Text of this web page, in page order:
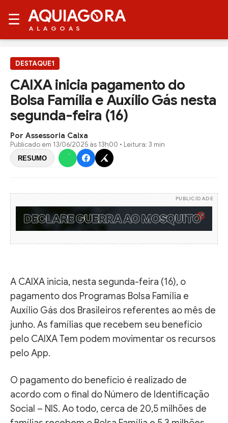
☰ AQUIAG RA
ALAGOAS
DESTAQUE1
CAIXA inicia pagamento do
Bolsa Família e Auxílio Gás nesta
segunda-feira (16)
Por Assessoria Caixa
Publicado em 13/06/2025 às 13h00 • Leitura: 3 min
RESUMO
PUBLICIDADE
A CAIXA inicia, nesta segunda-feira (16), o
pagamento dos Programas Bolsa Família e
Auxílio Gás dos Brasileiros referentes ao mês de
junho. As famílias que recebem seu benefício
pelo CAIXA Tem podem movimentar os recursos
pelo App.
O pagamento do benefício é realizado de
acordo com o final do Número de Identificação
Social – NIS. Ao todo, cerca de 20,5 milhões de